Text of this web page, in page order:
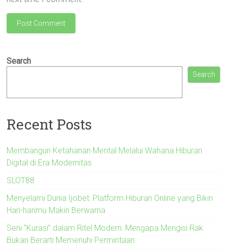
Search
Search
Recent Posts
Membangun Ketahanan Mental Melalui Wahana Hiburan
Digital di Era Modernitas
SLOT88
Menyelami Dunia Ijobet: Platform Hiburan Online yang Bikin
Hari-harimu Makin Berwarna
Seni “Kurasi” dalam Ritel Modern: Mengapa Mengisi Rak
Bukan Berarti Memenuhi Permintaan